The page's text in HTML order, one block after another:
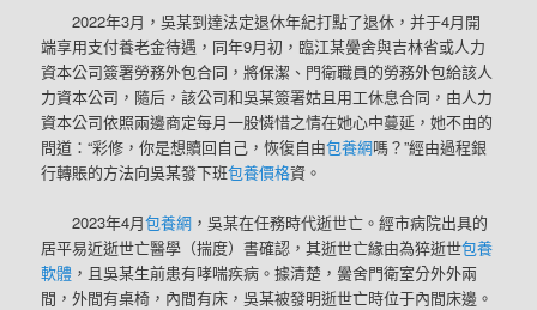
2022年3月，吳某到達法定退休年紀打點了退休，并于4月開
端享用支付養老金待遇，同年9月初，臨江某黌舍與吉林省或人力
資本公司簽署勞務外包合同，將保潔、門衛職員的勞務外包給該人
力資本公司，隨后，該公司和吳某簽署姑且用工休息合同，由人力
資本公司依照兩邊商定每月一股憐惜之情在她心中蔓延，她不由的
問道：“彩修，你是想贖回自己，恢復自由包養網嗎？”經由過程銀
行轉賬的方法向吳某發下班包養價格資。
2023年4月包養網 ，吳某在任務時代逝世亡。經市病院出具的
居平易近逝世亡醫學（揣度）書確認，其逝世亡緣由為猝逝世包養
軟體 ，且吳某生前患有哮喘疾病。據清楚，黌舍門衛室分外外兩
間，外間有桌椅，內間有床，吳某被發明逝世亡時位于內間床邊。